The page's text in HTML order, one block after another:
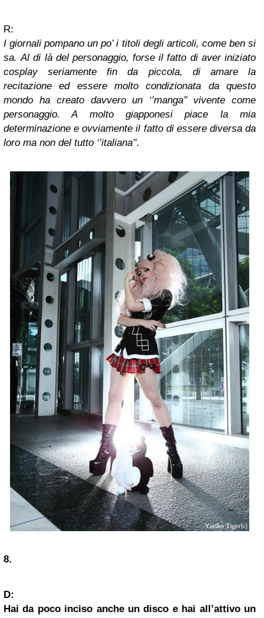
R:
I giornali pompano un po’ i titoli degli articoli, come ben si
sa. Al di là del personaggio, forse il fatto di aver iniziato
cosplay seriamente fin da piccola, di amare la
recitazione ed essere molto condizionata da questo
mondo ha creato davvero un ‘’manga’’ vivente come
personaggio. A molto giapponesi piace la mia
determinazione e ovviamente il fatto di essere diversa da
loro ma non del tutto ‘’italiana’’.
8.
D:
Hai da poco inciso anche un disco e hai all’attivo un